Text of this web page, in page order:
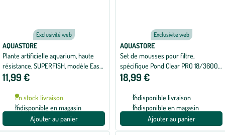
Exclusivité web
AQUASTORE
Plante artificielle aquarium, haute
résistance, SUPERFISH, modèle Easy
Plants High 13
11,99 €
En stock livraison
Indisponible en magasin
Ajouter au panier
Exclusivité web
AQUASTORE
Set de mousses pour filtre,
spécifique Pond Clear PRO 18/36000
- SUPERFISH BASSIN
18,99 €
Indisponible livraison
Indisponible en magasin
Ajouter au panier